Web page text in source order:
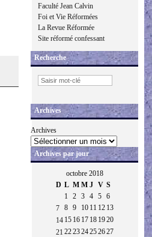
Faculté Jean Calvin
Foi et Vie Réformées
La Revue Réformée
Site réformé confessant
Recherche
Archives
Archives
Archives par jour
octobre 2018
D L M M J V S
1
2 3 4 5
6
7
8 9 10 11 12 13
14 15 16 17 18 1920
21 222324252627